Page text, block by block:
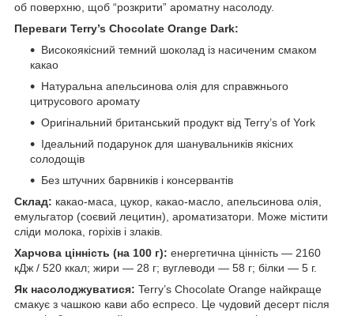
об поверхню, щоб “розкрити” ароматну насолоду.
Переваги Terry’s Chocolate Orange Dark:
Високоякісний темний шоколад із насиченим смаком
какао
Натуральна апельсинова олія для справжнього
цитрусового аромату
Оригінальний британський продукт від Terry’s of York
Ідеальний подарунок для шанувальників якісних
солодощів
Без штучних барвників і консервантів
Склад: какао-маса, цукор, какао-масло, апельсинова олія,
емульгатор (соєвий лецитин), ароматизатори. Може містити
сліди молока, горіхів і злаків.
Харчова цінність (на 100 г): енергетична цінність — 2160
кДж / 520 ккал; жири — 28 г; вуглеводи — 58 г; білки — 5 г.
Як насолоджуватися: Terry’s Chocolate Orange найкраще
смакує з чашкою кави або еспресо. Це чудовий десерт після